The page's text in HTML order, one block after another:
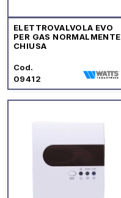
ELETTROVALVOLA EVO
PER GAS NORMALMENTE
CHIUSA
Cod.
09412